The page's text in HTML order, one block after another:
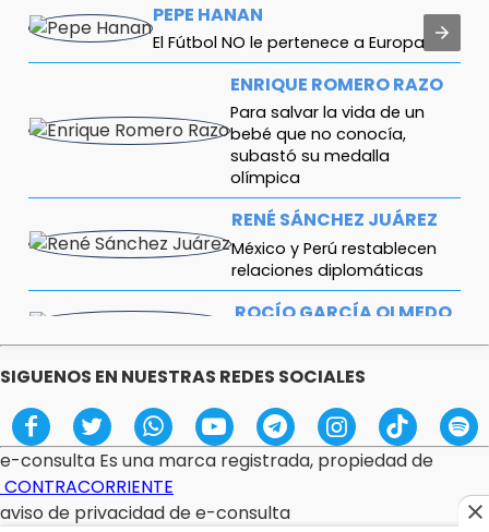
PEPE HANAN
El Fútbol NO le pertenece a Europa
ENRIQUE ROMERO RAZO
Para salvar la vida de un
bebé que no conocía,
subastó su medalla
olímpica
RENÉ SÁNCHEZ JUÁREZ
México y Perú restablecen
relaciones diplomáticas
ROCÍO GARCÍA OLMEDO
Rosario Castellanos
PEDRO RAMÍREZ
De Santo Domingo a Los Ángeles: el
verdadero examen apenas
comienza
SIGUENOS EN NUESTRAS REDES SOCIALES
e-consulta Es una marca registrada, propiedad de
CONTRACORRIENTE
aviso de privacidad de e-consulta